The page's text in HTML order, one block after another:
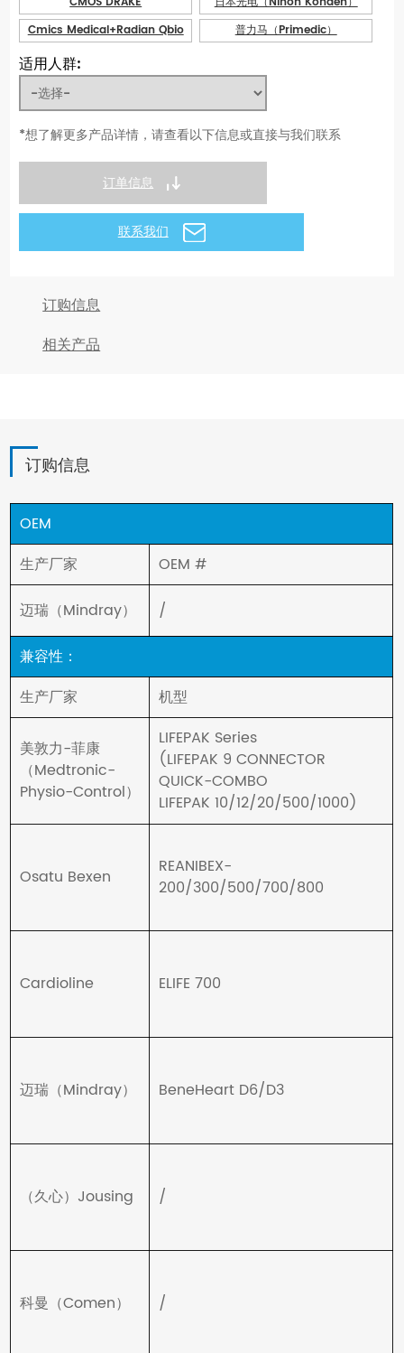
Cmics Medical+Radian Qbio
普力马（Primedic）
适用人群:
*想了解更多产品详情，请查看以下信息或直接与我们联系
订单信息
联系我们
订购信息
相关产品
订购信息
OEM
生产厂家
OEM #
迈瑞（Mindray）
/
兼容性：
生产厂家
机型
美敦力-菲康
（Medtronic-
Physio-Control）
LIFEPAK Series
(LIFEPAK 9 CONNECTOR
QUICK-COMBO
LIFEPAK 10/12/20/500/1000)
Osatu Bexen
REANIBEX-
200/300/500/700/800
Cardioline ELIFE 700
迈瑞（Mindray） BeneHeart D6/D3
（久心）Jousing /
科曼（Comen） /